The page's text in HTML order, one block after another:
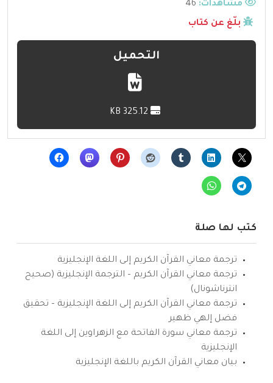
مشاهدات:
بلّغ عن كتاب
التحميل
كتب لها صلة
ترجمة معاني القرآن الكريم إلى اللغة الإنجليزية
ترجمة معاني القرآن الكريم – الترجمة الإنجليزية (صحيح
انترناشونال)
ترجمة معاني القرآن الكريم إلى اللغة الإنجليزية – تحقيق
فضل إلهي ظهير
ترجمة معاني سورة الفاتحة مع الزهراوين إلى اللغة
الإنجليزية
بيان معاني القرآن الكريم باللغة الإنجليزية